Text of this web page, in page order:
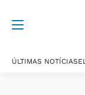
ÚLTIMAS NOTÍCIAS